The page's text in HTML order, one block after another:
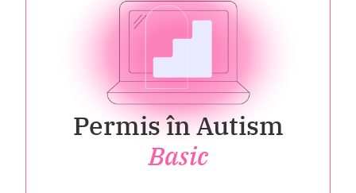
Permis în Autism
Basic